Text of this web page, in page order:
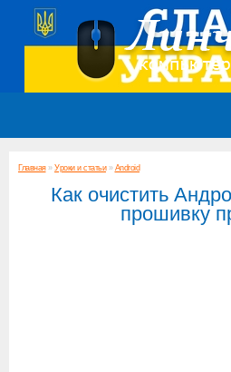
Главная» Уроки и статьи» Android
Как очистить
прошивку